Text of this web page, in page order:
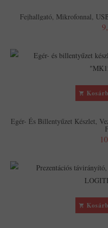
Fejhallgató, Mikrofonnal,
Egér- És Billentyűzet Készlet,